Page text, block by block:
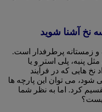
نخ آشنا شوید
و زمستانه پرطرفدار است.
پنبه، پلی استر و یا
هایی که در فرآیند
شود، می توان این پارچه ها
کرد. اما به نظر شما